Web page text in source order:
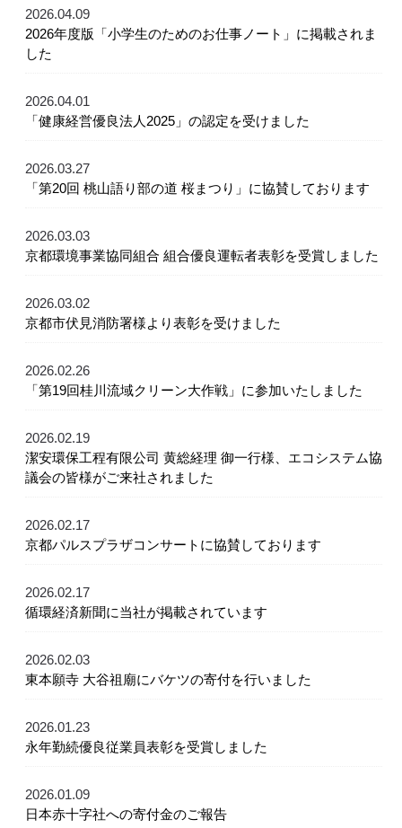
2026.04.09
2026年度版「小学生のためのお仕事ノート」に掲載されま
した
2026.04.01
「健康経営優良法人2025」の認定を受けました
2026.03.27
「第20回 桃山語り部の道 桜まつり」に協賛しております
2026.03.03
京都環境事業協同組合 組合優良運転者表彰を受賞しました
2026.03.02
京都市伏見消防署様より表彰を受けました
2026.02.26
「第19回桂川流域クリーン大作戦」に参加いたしました
2026.02.19
潔安環保工程有限公司 黄総経理 御一行様、エコシステム協
議会の皆様がご来社されました
2026.02.17
京都パルスプラザコンサートに協賛しております
2026.02.17
循環経済新聞に当社が掲載されています
2026.02.03
東本願寺 大谷祖廟にバケツの寄付を行いました
2026.01.23
永年勤続優良従業員表彰を受賞しました
2026.01.09
日本赤十字社への寄付金のご報告